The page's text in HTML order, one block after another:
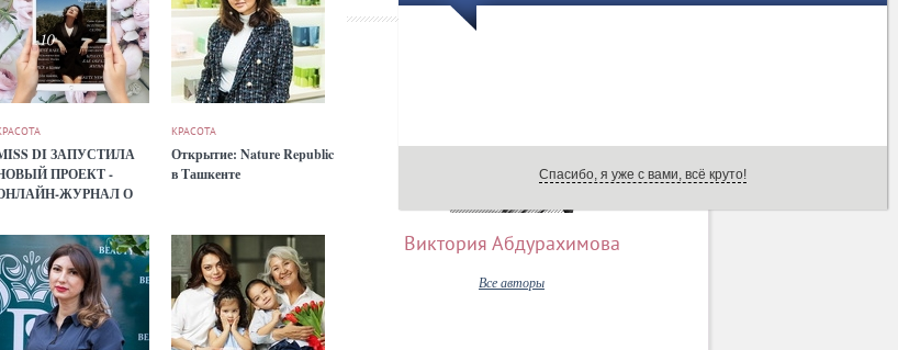
DI ЗАПУСТИЛА
ПРОЕКТ -
ЖУРНАЛ О
КРАСОТА
Открытие: Nature Republic
в Ташкенте
Наши авторы
Виктория Абдурахимова
Все авторы
Спасибо, я уже с вами, всё круто!